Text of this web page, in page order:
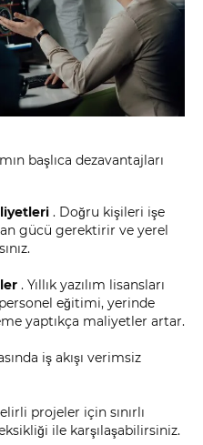
başlıca dezavantajları
. Doğru kişileri işe
gücü gerektirir ve yerel
. Yıllık yazılım lisansları
eğitimi, yerinde
yaptıkça maliyetler artar.
iş akışı verimsiz
projeler için sınırlı
ile karşılaşabilirsiniz.